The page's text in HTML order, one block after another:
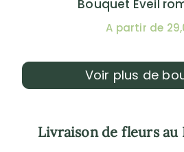
Bouquet Eveil
A partir de
Voir plus de
Livraison de fleurs au